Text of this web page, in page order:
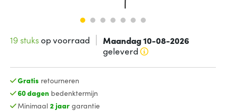
19 stuksop voorraad Maandag 10-08-2026
geleverd
Gratis retourneren
60 dagenbedenktermijn
Minimaal 2 jaargarantie